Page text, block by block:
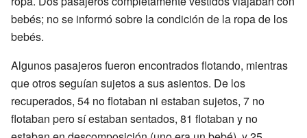
bebés; no se informó sobre la condición de la ropa de los
bebés.
Algunos pasajeros fueron encontrados flotando, mientras
que otros seguían sujetos a sus asientos. De los
recuperados, 54 no flotaban ni estaban sujetos, 7 no
flotaban pero sí estaban sentados, 81 flotaban y no